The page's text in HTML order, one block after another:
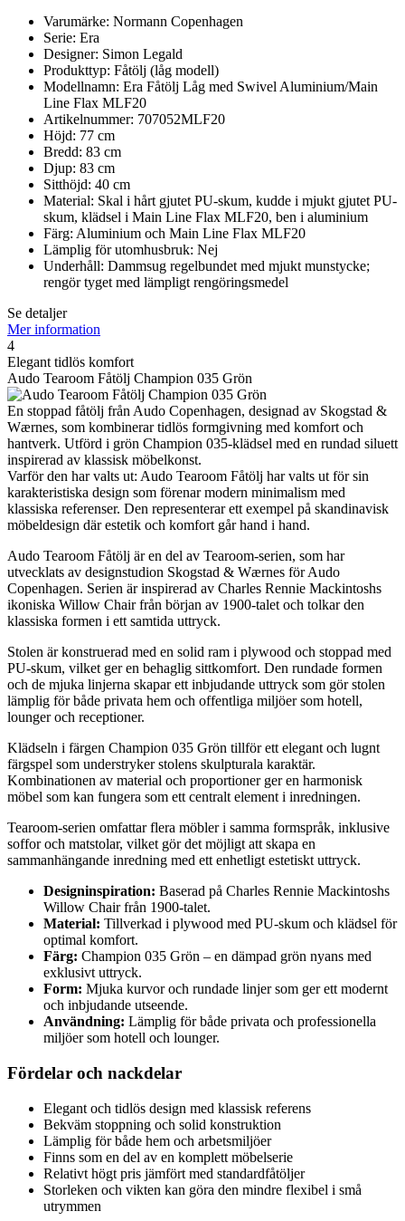
Varumärke: Normann Copenhagen
Serie: Era
Designer: Simon Legald
Produkttyp: Fåtölj (låg modell)
Modellnamn: Era Fåtölj Låg med Swivel Aluminium/Main
Line Flax MLF20
Artikelnummer: 707052MLF20
Höjd: 77 cm
Bredd: 83 cm
Djup: 83 cm
Sitthöjd: 40 cm
Material: Skal i hårt gjutet PU-skum, kudde i mjukt gjutet PU-
skum, klädsel i Main Line Flax MLF20, ben i aluminium
Färg: Aluminium och Main Line Flax MLF20
Lämplig för utomhusbruk: Nej
Underhåll: Dammsug regelbundet med mjukt munstycke;
rengör tyget med lämpligt rengöringsmedel
Se detaljer
Mer information
4
Elegant tidlös komfort
Audo Tearoom Fåtölj Champion 035 Grön
En stoppad fåtölj från Audo Copenhagen, designad av Skogstad &
Wærnes, som kombinerar tidlös formgivning med komfort och
hantverk. Utförd i grön Champion 035-klädsel med en rundad siluett
inspirerad av klassisk möbelkonst.
Varför den har valts ut: Audo Tearoom Fåtölj har valts ut för sin
karakteristiska design som förenar modern minimalism med
klassiska referenser. Den representerar ett exempel på skandinavisk
möbeldesign där estetik och komfort går hand i hand.
Audo Tearoom Fåtölj är en del av Tearoom-serien, som har
utvecklats av designstudion Skogstad & Wærnes för Audo
Copenhagen. Serien är inspirerad av Charles Rennie Mackintoshs
ikoniska Willow Chair från början av 1900-talet och tolkar den
klassiska formen i ett samtida uttryck.
Stolen är konstruerad med en solid ram i plywood och stoppad med
PU-skum, vilket ger en behaglig sittkomfort. Den rundade formen
och de mjuka linjerna skapar ett inbjudande uttryck som gör stolen
lämplig för både privata hem och offentliga miljöer som hotell,
lounger och receptioner.
Klädseln i färgen Champion 035 Grön tillför ett elegant och lugnt
färgspel som understryker stolens skulpturala karaktär.
Kombinationen av material och proportioner ger en harmonisk
möbel som kan fungera som ett centralt element i inredningen.
Tearoom-serien omfattar flera möbler i samma formspråk, inklusive
soffor och matstolar, vilket gör det möjligt att skapa en
sammanhängande inredning med ett enhetligt estetiskt uttryck.
Designinspiration: Baserad på Charles Rennie Mackintoshs
Willow Chair från 1900-talet.
Material: Tillverkad i plywood med PU-skum och klädsel för
optimal komfort.
Färg: Champion 035 Grön – en dämpad grön nyans med
exklusivt uttryck.
Form: Mjuka kurvor och rundade linjer som ger ett modernt
och inbjudande utseende.
Användning: Lämplig för både privata och professionella
miljöer som hotell och lounger.
Fördelar och nackdelar
Elegant och tidlös design med klassisk referens
Bekväm stoppning och solid konstruktion
Lämplig för både hem och arbetsmiljöer
Finns som en del av en komplett möbelserie
Relativt högt pris jämfört med standardfåtöljer
Storleken och vikten kan göra den mindre flexibel i små
utrymmen